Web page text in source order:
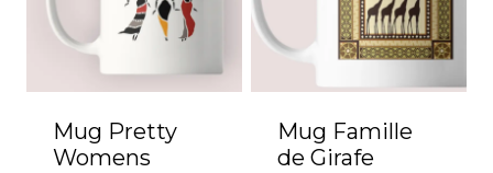
Mug Pretty
Womens
Mug Famille
de Girafe